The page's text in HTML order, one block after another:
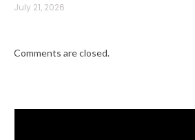
July 21, 2026
Comments are closed.